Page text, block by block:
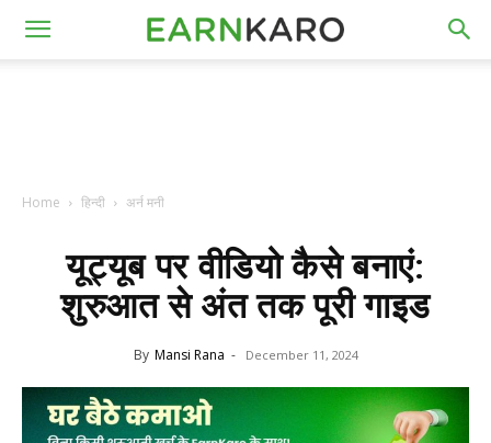
Home हिन्दी अर्न मनी
यूट्यूब पर वीडियो कैसे बनाएं:
शुरुआत से अंत तक पूरी गाइड
By Mansi Rana - December 11, 2024